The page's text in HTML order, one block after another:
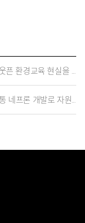
교육 현실을 공개합니다!
순환 가속화 l 김정빈 수퍼빈 대표